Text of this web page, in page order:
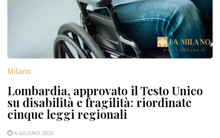
Milano
Lombardia, approvato il Testo Unico
su disabilità e fragilità: riordinate
cinque leggi regionali
6 GIUGNO 2026